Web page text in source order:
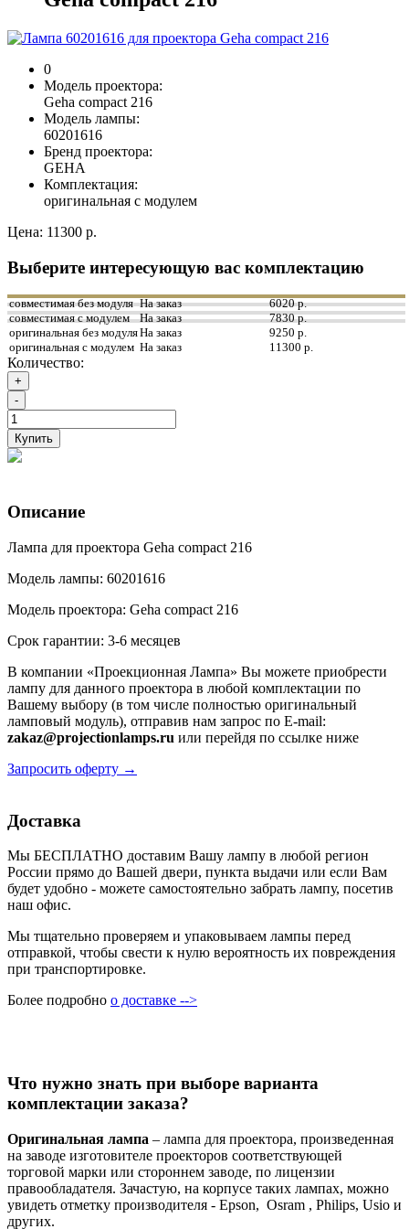
0
Модель проектора:
Geha compact 216
Модель лампы:
60201616
Бренд проектора:
GEHA
Комплектация:
оригинальная с модулем
Цена: 11300 р.
Выберите интересующую вас комплектацию
совместимая без модуля На заказ
6020 р.
совместимая с модулем
На заказ
7830 р.
оригинальная без модуляНа заказ
9250 р.
оригинальная с модулем На заказ 11300 р.
Количество:
+
-
Купить
Описание
Лампа для проектора Geha compact 216
Модель лампы: 60201616
Модель проектора: Geha compact 216
Срок гарантии: 3-6 месяцев
В компании «Проекционная Лампа» Вы можете приобрести
лампу для данного проектора в любой комплектации по
Вашему выбору (в том числе полностью оригинальный
ламповый модуль), отправив нам запрос по E-mail:
zakaz@projectionlamps.ru или перейдя по ссылке ниже
Запросить оферту →
Доставка
Мы БЕСПЛАТНО доставим Вашу лампу в любой регион
России прямо до Вашей двери, пункта выдачи или если Вам
будет удобно - можете самостоятельно забрать лампу, посетив
наш офис.
Мы тщательно проверяем и упаковываем лампы перед
отправкой, чтобы свести к нулю вероятность их повреждения
при транспортировке.
Более подробно о доставке -->
Что нужно знать при выборе варианта
комплектации заказа?
Оригинальная лампа – лампа для проектора, произведенная
на заводе изготовителе проекторов соответствующей
торговой марки или стороннем заводе, по лицензии
правообладателя. Зачастую, на корпусе таких лампах, можно
увидеть отметку производителя - Epson, Osram , Philips, Usio и
других.